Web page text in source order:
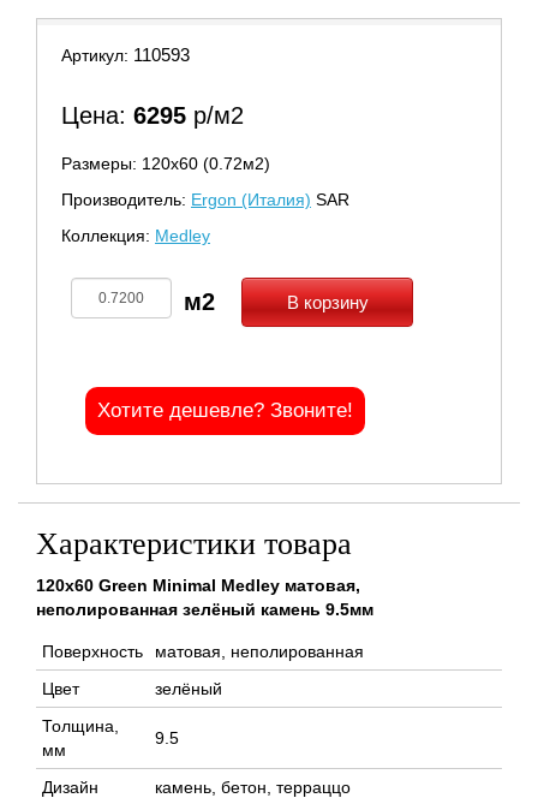
Артикул: 110593
Цена: 6295 р/м2
Размеры: 120х60 (0.72м2)
Производитель: Ergon (Италия) SAR
Коллекция: Medley
В корзину
Хотите дешевле? Звоните!
Характеристики товара
120x60 Green Minimal Medley матовая,
неполированная зелёный камень 9.5мм
Поверхность
матовая, неполированная
Цвет
зелёный
Толщина,
мм
9.5
Дизайн
камень, бетон, терраццо